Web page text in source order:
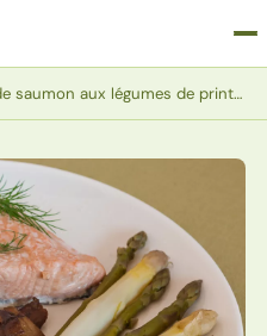
Pavé de saumon aux légumes de printemps